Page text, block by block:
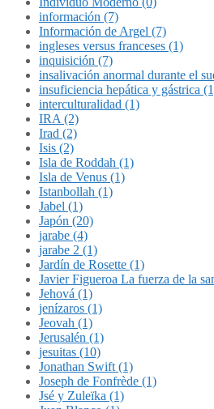
información (7)
Información de Argel (7)
ingleses versus franceses (1)
inquisición (7)
insalivación anormal durante el
insuficiencia hepática y gástrica
interculturalidad (1)
IRA (2)
Irad (2)
Isis (2)
Isla de Roddah (1)
Isla de Venus (1)
Istanbollah (1)
Jabel (1)
Japón (20)
jarabe (4)
jarabe 2 (1)
Jardín de Rosette (1)
Javier Figueroa La fuerza de la
Jehová (1)
jenízaros (1)
Jeovah (1)
Jerusalén (1)
jesuitas (10)
Jonathan Swift (1)
Joseph de Fonfrède (1)
Jsé y Zuleïka (1)